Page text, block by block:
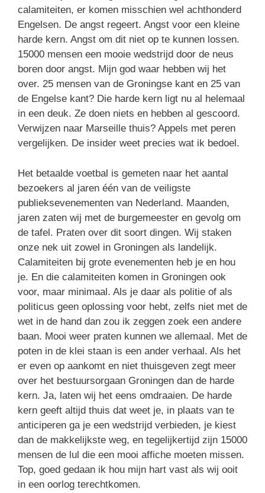
calamiteiten, er komen misschien wel achthonderd
Engelsen. De angst regeert. Angst voor een kleine
harde kern. Angst om dit niet op te kunnen lossen.
15000 mensen een mooie wedstrijd door de neus
boren door angst. Mijn god waar hebben wij het
over. 25 mensen van de Groningse kant en 25 van
de Engelse kant? Die harde kern ligt nu al helemaal
in een deuk. Ze doen niets en hebben al gescoord.
Verwijzen naar Marseille thuis? Appels met peren
vergelijken. De insider weet precies wat ik bedoel.
Het betaalde voetbal is gemeten naar het aantal
bezoekers al jaren één van de veiligste
publieksevenementen van Nederland. Maanden,
jaren zaten wij met de burgemeester en gevolg om
de tafel. Praten over dit soort dingen. Wij staken
onze nek uit zowel in Groningen als landelijk.
Calamiteiten bij grote evenementen heb je en hou
je. En die calamiteiten komen in Groningen ook
voor, maar minimaal. Als je daar als politie of als
politicus geen oplossing voor hebt, zelfs niet met de
wet in de hand dan zou ik zeggen zoek een andere
baan. Mooi weer praten kunnen we allemaal. Met de
poten in de klei staan is een ander verhaal. Als het
er even op aankomt en niet thuisgeven zegt meer
over het bestuursorgaan Groningen dan de harde
kern. Ja, laten wij het eens omdraaien. De harde
kern geeft altijd thuis dat weet je, in plaats van te
anticiperen ga je een wedstrijd verbieden, je kiest
dan de makkelijkste weg, en tegelijkertijd zijn 15000
mensen de lul die een mooi affiche moeten missen.
Top, goed gedaan ik hou mijn hart vast als wij ooit
in een oorlog terechtkomen.